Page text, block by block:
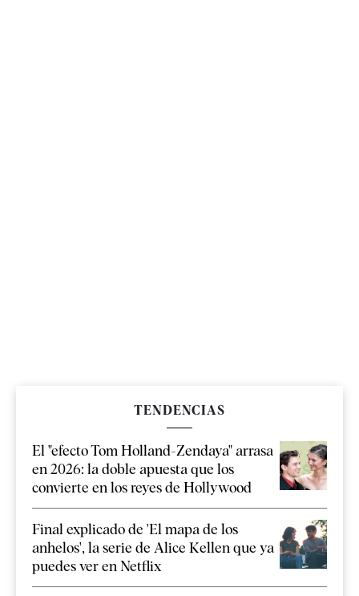
TENDENCIAS
El "efecto Tom Holland-Zendaya" arrasa
en 2026: la doble apuesta que los
convierte en los reyes de Hollywood
Final explicado de 'El mapa de los
anhelos', la serie de Alice Kellen que ya
puedes ver en Netflix